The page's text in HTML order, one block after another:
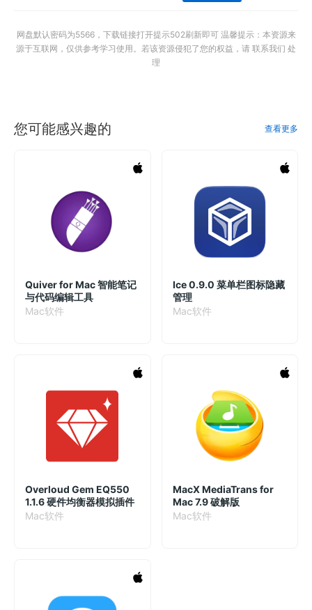
网盘默认密码为5566，下载链接打开提示502刷新即可 温馨提示：本资源来
源于互联网，仅供参考学习使用。若该资源侵犯了您的权益，请 联系我们 处
理
您可能感兴趣的 查看更多
Quiver for Mac 智能笔记
与代码编辑工具
Mac软件
Ice 0.9.0 菜单栏图标隐藏
管理
Mac软件
Overloud Gem EQ550
1.1.6 硬件均衡器模拟插件
Mac软件
MacX MediaTrans for
Mac 7.9 破解版
Mac软件